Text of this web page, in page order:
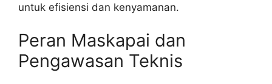
untuk efisiensi dan kenyamanan.
Peran Maskapai dan
Pengawasan Teknis